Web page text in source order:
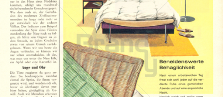
SCHLARAFFIA Matratzen
RECITEL SCHLAFKOMFORT GmbH
1961